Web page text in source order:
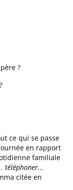
?
ce qui se passe
en rapport
familiale
téléphoner...
citée en